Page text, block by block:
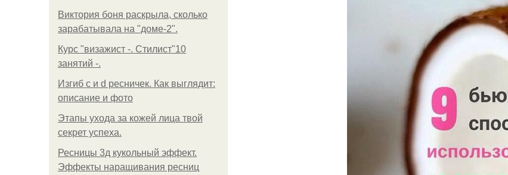
Виктория боня раскрыла, сколько
зарабатывала на "доме-2".
Курс "визажист -. Стилист"10
занятий -.
Изгиб c и d ресничек. Как выглядит:
описание и фото
Этапы ухода за кожей лица твой
секрет успеха.
Ресницы 3д кукольный эффект.
Эффекты наращивания ресниц